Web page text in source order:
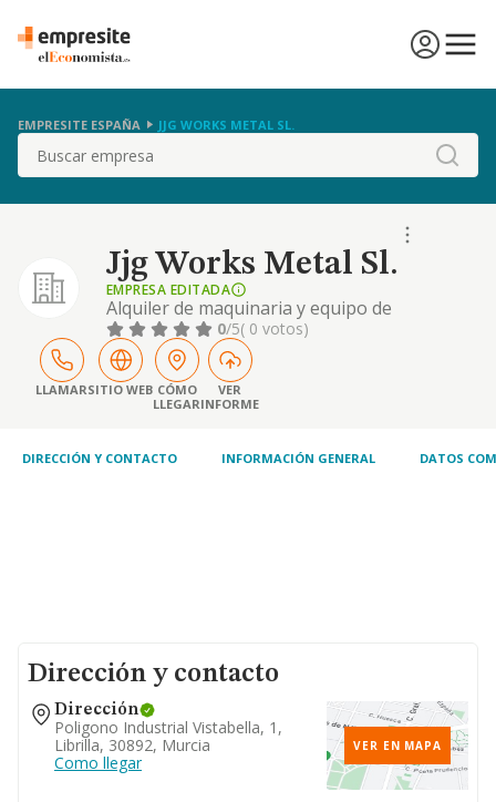
EMPRESITE ESPAÑA JJG WORKS METAL SL.
Buscar
Jjg Works Metal Sl.
EMPRESA EDITADA
Alquiler de maquinaria y equipo de
construcción. carpintería y cerrajería- -
carpintería metálica y en madera. reformas.
el cnae de su actividad principal es el 7732.
0/5( 0 votos)
LLAMARSITIO WEB CÓMO
LLEGAR
VER
INFORME
DIRECCIÓN Y CONTACTO INFORMACIÓN GENERAL DATOS
Dirección y contacto
Dirección
Poligono Industrial Vistabella, 1,
Librilla, 30892, Murcia
Como llegar
VER EN MAPA